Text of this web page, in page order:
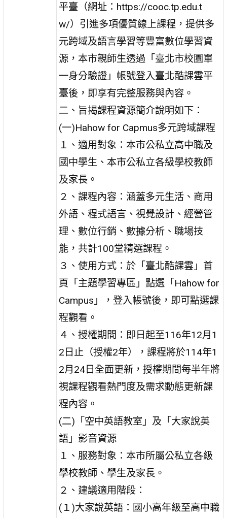
平臺（網址：https://cooc.tp.edu.t
w/）引進多項優質線上課程，提供多
元跨域及語言學習等豐富數位學習資
源，本市親師生透過「臺北市校園單
一身分驗證」帳號登入臺北酷課雲平
臺後，即享有完整服務與內容。
二、旨揭課程資源簡介說明如下：
(一)Hahow for Capmus多元跨域課程
１、適用對象：本市公私立高中職及
國中學生、本市公私立各級學校教師
及家長。
２、課程內容：涵蓋多元生活、商用
外語、程式語言、視覺設計、經營管
理、數位行銷、數據分析、職場技
能，共計100堂精選課程。
３、使用方式：於「臺北酷課雲」首
頁「主題學習專區」點選「Hahow for
Campus」，登入帳號後，即可點選課
程觀看。
４、授權期間：即日起至116年12月1
2日止（授權2年），課程將於114年1
2月24日全面更新，授權期間每半年將
視課程觀看熱門度及需求動態更新課
程內容。
(二)「空中英語教室」及「大家說英
語」影音資源
１、服務對象：本市所屬公私立各級
學校教師、學生及家長。
２、建議適用階段：
(１)大家說英語：國小高年級至高中職